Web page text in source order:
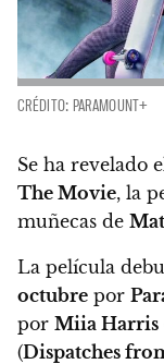
CRÉDITO: PARAMOUNT+
Se ha revelado
The Movie, la
muñecas de
La película
octubre por
por Miia Harris
(Dispatches